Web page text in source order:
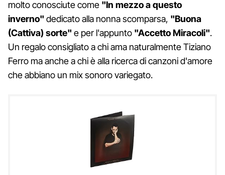
molto conosciute come "In mezzo a questo
inverno" dedicato alla nonna scomparsa, "Buona
(Cattiva) sorte" e per l'appunto "Accetto Miracoli".
Un regalo consigliato a chi ama naturalmente Tiziano
Ferro ma anche a chi è alla ricerca di canzoni d'amore
che abbiano un mix sonoro variegato.